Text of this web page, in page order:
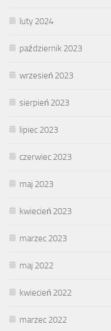
luty 2024
październik 2023
wrzesień 2023
sierpień 2023
lipiec 2023
czerwiec 2023
maj 2023
kwiecień 2023
marzec 2023
maj 2022
kwiecień 2022
marzec 2022